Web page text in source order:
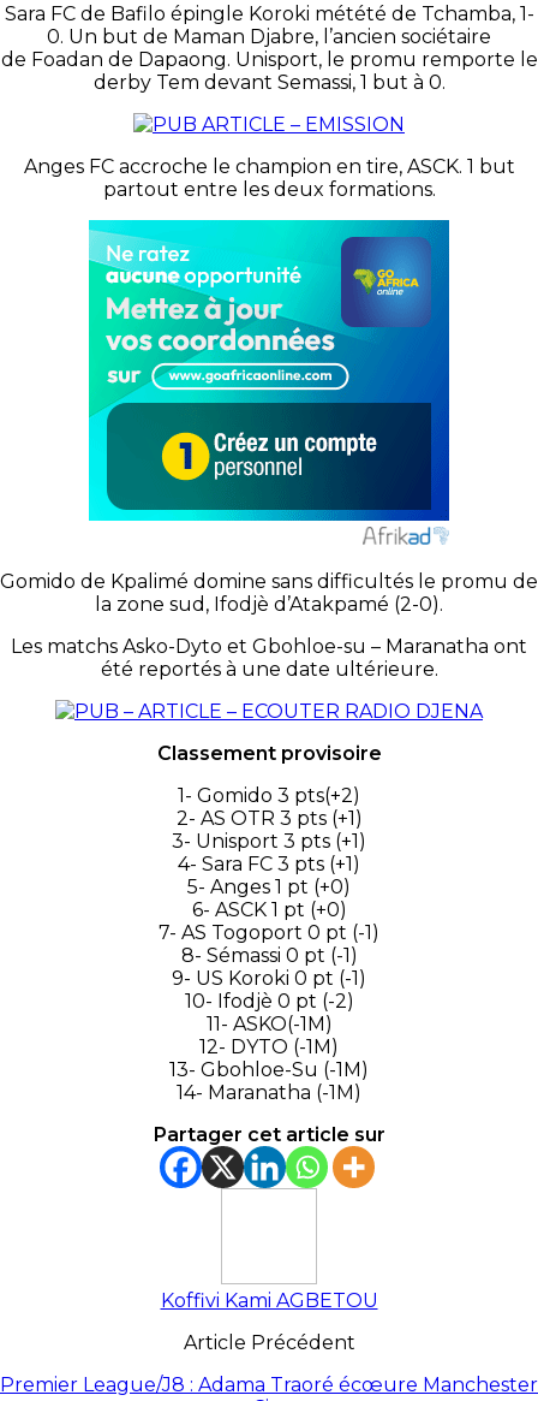
Sara FC de Bafilo épingle Koroki métété de Tchamba, 1-
0. Un but de Maman Djabre, l’ancien sociétaire
de Foadan de Dapaong. Unisport, le promu remporte le
derby Tem devant Semassi, 1 but à 0.
Anges FC accroche le champion en tire, ASCK. 1 but
partout entre les deux formations.
Gomido de Kpalimé domine sans difficultés le promu de
la zone sud, Ifodjè d’Atakpamé (2-0).
Les matchs Asko-Dyto et Gbohloe-su – Maranatha ont
été reportés à une date ultérieure.
Classement provisoire
1- Gomido 3 pts(+2)
2- AS OTR 3 pts (+1)
3- Unisport 3 pts (+1)
4- Sara FC 3 pts (+1)
5- Anges 1 pt (+0)
6- ASCK 1 pt (+0)
7- AS Togoport 0 pt (-1)
8- Sémassi 0 pt (-1)
9- US Koroki 0 pt (-1)
10- Ifodjè 0 pt (-2)
11- ASKO(-1M)
12- DYTO (-1M)
13- Gbohloe-Su (-1M)
14- Maranatha (-1M)
Partager cet article sur
Koffivi Kami AGBETOU
Article Précédent
Premier League/J8 : Adama Traoré écœure Manchester